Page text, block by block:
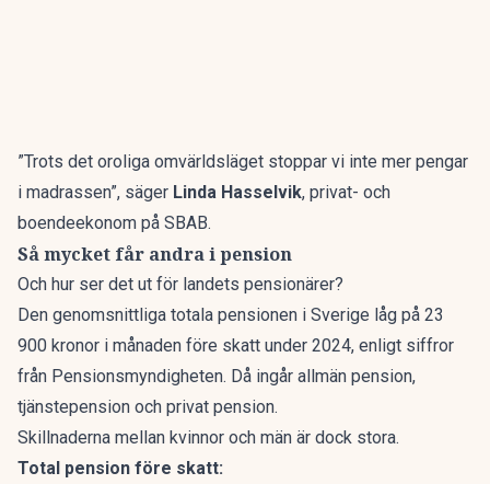
”Trots det oroliga omvärldsläget stoppar vi inte mer pengar
i madrassen”, säger Linda Hasselvik, privat- och
boendeekonom på SBAB.
Så mycket får andra i pension
Och hur ser det ut för landets pensionärer?
Den genomsnittliga totala pensionen i Sverige låg på 23
900 kronor i månaden före skatt under 2024, enligt siffror
från Pensionsmyndigheten. Då ingår allmän pension,
tjänstepension och privat pension.
Skillnaderna mellan kvinnor och män är dock stora.
Total pension före skatt: